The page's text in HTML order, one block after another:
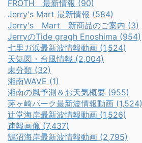
FROTH 最新情報 (90)
Jerry's Mart 最新情報 (584)
Jerry's Mart 新商品のご案内 (3)
JerryのTide gragh Enoshima (954)
七里ガ浜最新波情報動画 (1,524)
天気図・台風情報 (2,004)
未分類 (32)
湘南WAVE (1)
湘南の風予測＆お天気概要 (955)
茅ヶ崎パーク最新波情報動画 (1,524)
辻堂海岸最新波情報動画 (1,526)
速報画像 (7,437)
鵠沼海岸最新波情報動画 (2,795)